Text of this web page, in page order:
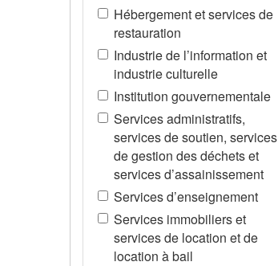
Hébergement et services de
restauration
Industrie de l’information et
industrie culturelle
Institution gouvernementale
Services administratifs,
services de soutien, services
de gestion des déchets et
services d’assainissement
Services d’enseignement
Services immobiliers et
services de location et de
location à bail